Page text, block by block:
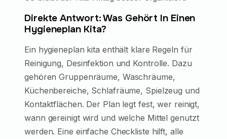
Direkte Antwort: Was Gehört In Einen
Hygieneplan Kita?
Ein hygieneplan kita enthält klare Regeln für
Reinigung, Desinfektion und Kontrolle. Dazu
gehören Gruppenräume, Waschräume,
Küchenbereiche, Schlafräume, Spielzeug und
Kontaktflächen. Der Plan legt fest, wer reinigt,
wann gereinigt wird und welche Mittel genutzt
werden. Eine einfache Checkliste hilft, alle